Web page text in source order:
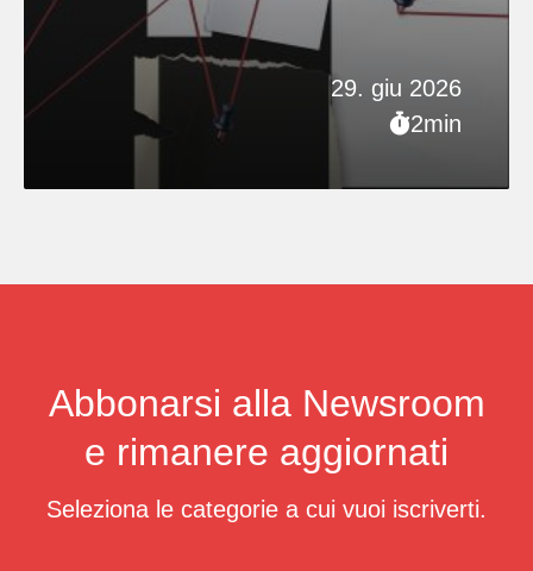
29. giu 2026
2min
Abbonarsi alla Newsroom
e rimanere aggiornati
Seleziona le categorie a cui vuoi iscriverti.